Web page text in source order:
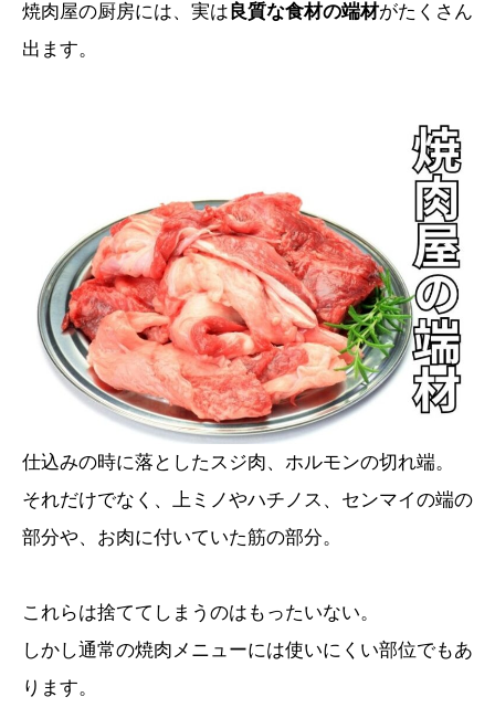
焼肉屋の厨房には、実は 良質な食材の端材がたくさん
出ます。
仕込みの時に落としたスジ肉、ホルモンの切れ端。
それだけでなく、上ミノやハチノス、センマイの端の
部分や、お肉に付いていた筋の部分。
これらは捨ててしまうのはもったいない。
しかし通常の焼肉メニューには使いにくい部位でもあ
ります。